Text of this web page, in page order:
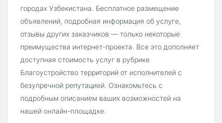
городах Узбекистана. Бесплатное размещение
объявлений, подробная информация об услуге,
отзывы других заказчиков — только некоторые
преимущества интернет-проекта. Все это дополняет
доступная стоимость услуг в рубрике
Благоустройство территорий от исполнителей с
безупречной репутацией. Ознакомьтесь с
подробным описанием ваших возможностей на
нашей онлайн-площадке.